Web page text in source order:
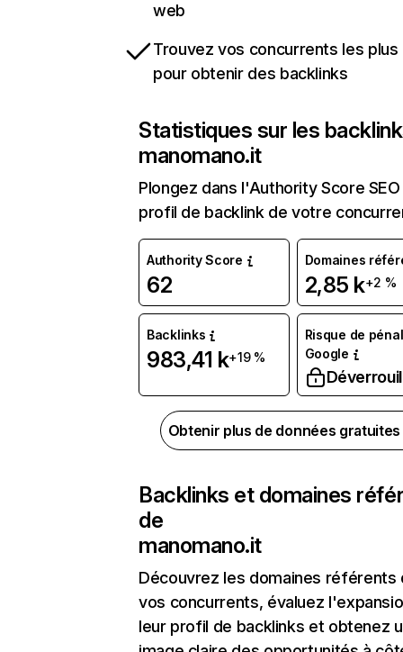
web
Trouvez vos concurrents les
pour obtenir des backlinks
Statistiques sur les
manomano.it
Plongez dans l'Authority Score
profil de backlink de votre
Authority Score
62
Domaines
2,85 k+2 %
Backlinks
983,41 k+19 %
Risque de
Google
Obtenir plus de données
Backlinks et domaines
de
manomano.it
Découvrez les domaines référents
vos concurrents, évaluez
leur profil de backlinks et obtenez